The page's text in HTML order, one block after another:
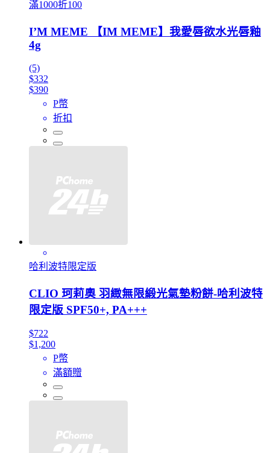
滿1000折100
I’M MEME 【IM MEME】我愛唇欲水光唇釉
4g
(5)
$332
$390
P幣
折扣
哈利波特限定版
CLIO 珂莉奧 羽緻無限緞光氣墊粉餅-哈利波特
限定版 SPF50+, PA+++
$722
$1,200
P幣
滿額贈